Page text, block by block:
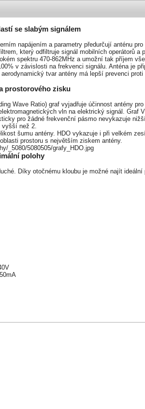
se slabým signálem
napájením a parametry předurčují anténu
který odfiltruje signál mobilních operátorů a
spektru 470-862MHz a umožní tak příjem
v závislosti na frekvenci signálu. Anténa je
tvar antény má lepší prevenci
prostorového zisku
Wave Ratio) graf vyjadřuje účinnost antény
vln na elektrický signál. Graf
pro žádné frekvenční pásmo nevykazuje
než 2.
šumu antény. HDO vykazuje i při velkém
prostoru s největším ziskem antény.
_5080/5080505/grafy_HDO.jpg
polohy
Díky otočnému kloubu je možné najít